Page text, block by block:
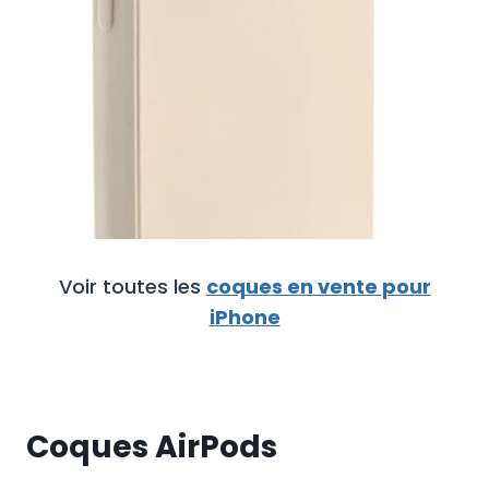
Voir toutes les coques en vente pour
iPhone
Coques AirPods